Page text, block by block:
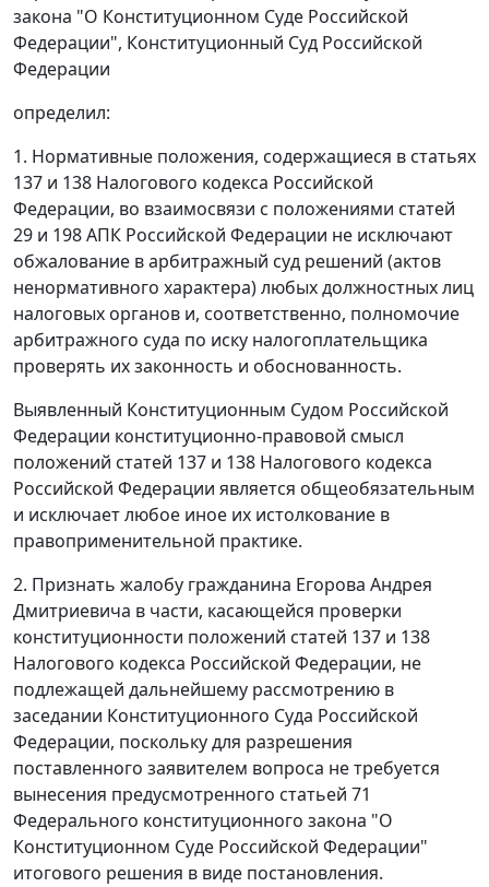
закона "О Конституционном Суде Российской
Федерации", Конституционный Суд Российской
Федерации
определил:
1. Нормативные положения, содержащиеся в статьях
137 и 138 Налогового кодекса Российской
Федерации, во взаимосвязи с положениями статей
29 и 198АПК Российской Федерации не исключают
обжалование в арбитражный суд решений (актов
ненормативного характера) любых должностных лиц
налоговых органов и, соответственно, полномочие
арбитражного суда по иску налогоплательщика
проверять их законность и обоснованность.
Выявленный Конституционным Судом Российской
Федерации конституционно-правовой смысл
положений статей 137 и 138 Налогового кодекса
Российской Федерации является общеобязательным
и исключает любое иное их истолкование в
правоприменительной практике.
2. Признать жалобу гражданина Егорова Андрея
Дмитриевича в части, касающейся проверки
конституционности положений статей 137 и 138
Налогового кодекса Российской Федерации, не
подлежащей дальнейшему рассмотрению в
заседании Конституционного Суда Российской
Федерации, поскольку для разрешения
поставленного заявителем вопроса не требуется
вынесения предусмотренного статьей 71
Федерального конституционного закона "О
Конституционном Суде Российской Федерации"
итогового решения в виде постановления.